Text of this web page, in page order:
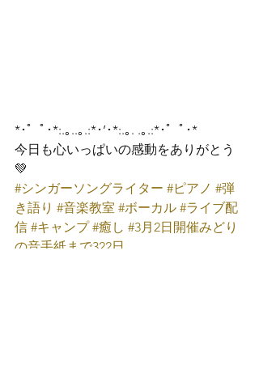
*･゜ﾟ･*:.｡..｡.:*･’･*:.｡. .｡.:*･゜ﾟ･*
今日も心いっぱいの感動をありがとう
💚
#シンガーソングライター #ピアノ #弾
き語り #音楽教室 #ボーカル #ライブ配
信 #キャンプ #癒し #3月2日開催みどり
の音手紙まで322日